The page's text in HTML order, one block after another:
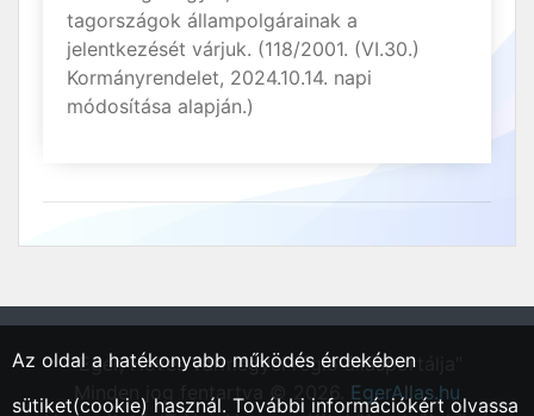
tagországok állampolgárainak a
jelentkezését várjuk. (118/2001. (VI.30.)
Kormányrendelet, 2024.10.14. napi
módosítása alapján.)
"Eger, Heves vármegyei régió állásportálja"
Minden jog fentartva © 2026. EgerAllas.hu
Az oldal a hatékonyabb működés érdekében
sütiket(cookie) használ. További információkért olvassa